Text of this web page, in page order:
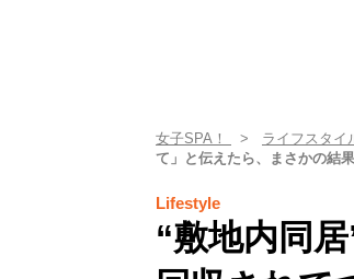
女子SPA！ ライフスタイ
て」と伝えたら、まさかの結
Lifestyle
“敷地内同